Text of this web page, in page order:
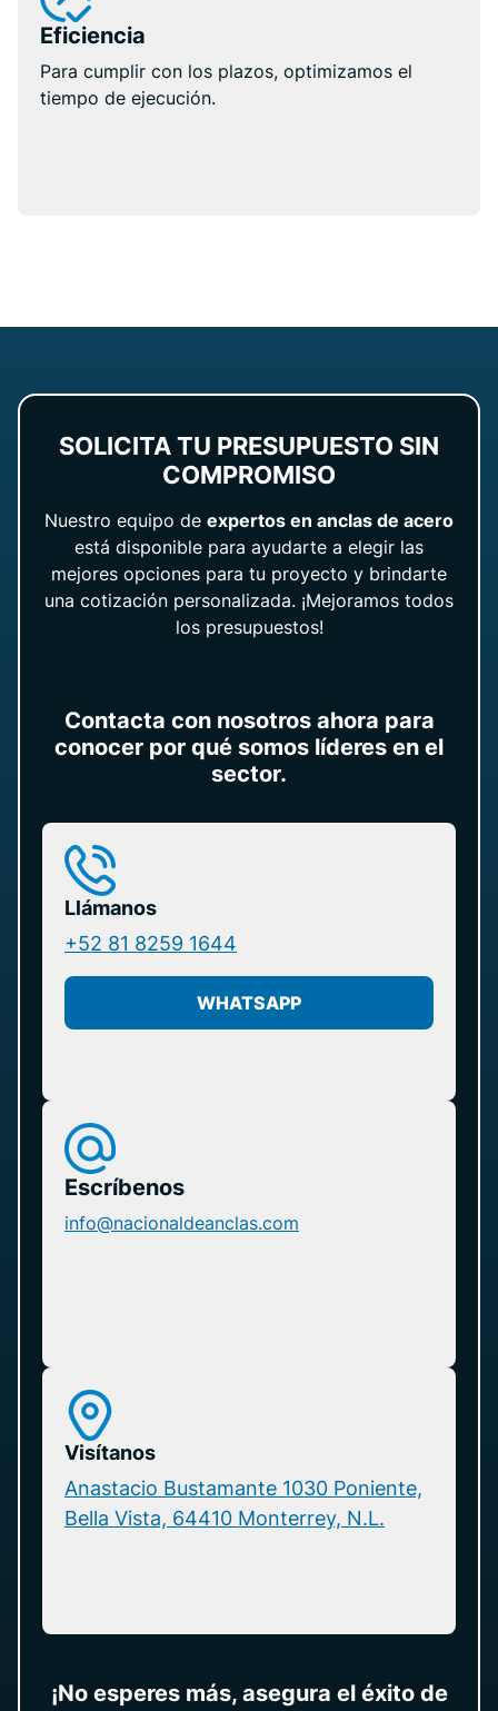
Eficiencia
Para cumplir con los plazos, optimizamos el
tiempo de ejecución.
SOLICITA TU PRESUPUESTO SIN
COMPROMISO
Nuestro equipo de expertos en anclas de acero
está disponible para ayudarte a elegir las
mejores opciones para tu proyecto y brindarte
una cotización personalizada. ¡Mejoramos todos
los presupuestos!
Contacta con nosotros ahora para
conocer por qué somos líderes en el
sector.
Llámanos
+52 81 8259 1644
WHATSAPP
Escríbenos
info@nacionaldeanclas.com
Visítanos
Anastacio Bustamante 1030 Poniente,
Bella Vista, 64410 Monterrey, N.L.
¡No esperes más, asegura el éxito de